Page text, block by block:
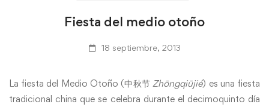
Fiesta del medio otoño
18 septiembre, 2013
La fiesta del Medio Otoño (中秋节 Zhōngqiūjié) es una fiesta
tradicional china que se celebra durante el decimoquinto día